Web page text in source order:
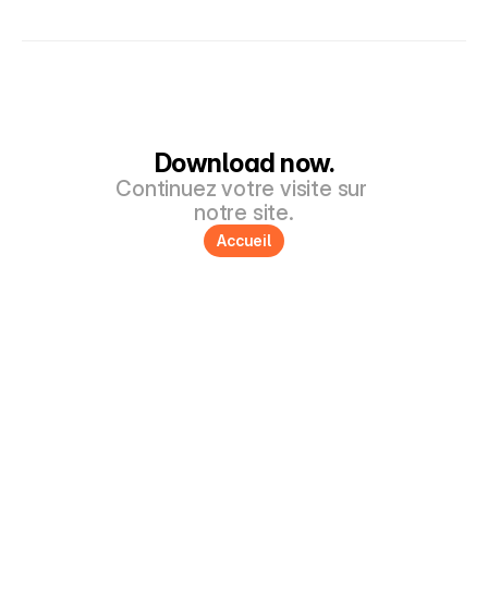
Download now.
Continuez votre visite sur
notre site.
Accueil